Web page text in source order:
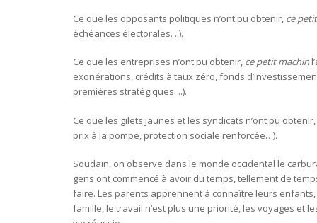
Ce que les opposants politiques n’ont pu obtenir, ce
échéances électorales. ..).
Ce que les entreprises n’ont pu obtenir, ce petit machin
exonérations, crédits à taux zéro, fonds
premières stratégiques. ..).
Ce que les gilets jaunes et les syndicats n’ont pu obtenir,
prix à la pompe, protection sociale renforcée…).
Soudain, on observe dans le monde occidental le
gens ont commencé à avoir du temps, tellement de
faire. Les parents apprennent à connaître leurs
famille, le travail n’est plus une priorité, les voyages et